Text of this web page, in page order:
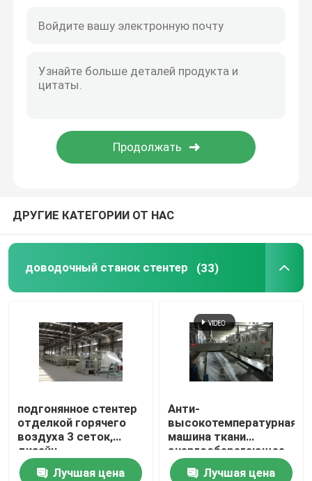
Машина для просушки цилиндра
Ряд соскабливать и отбеливания
Производственная линия штапельного волокна
ДРУГИЕ КАТЕГОРИИ ОТ НАС
доводочный станок стентер (33)
подгонянное стентер
отделкой горячего
воздуха 3 сеток,
дизайн
очеловечивания
Лучшая цена
Анти-
высокотемпературная
машина ткани
энергосберегающее
ИСО9001 Стентер
Лучшая цена